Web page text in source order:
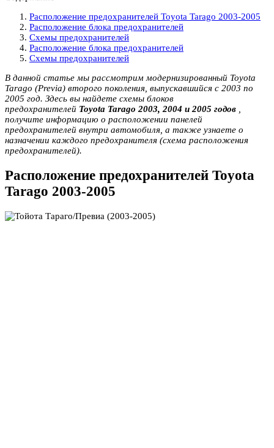
Расположение предохранителей Toyota Tarago 2003-2005
Расположение блока предохранителей
Схемы предохранителей
Расположение блока предохранителей
Схемы предохранителей
В данной статье мы рассмотрим модернизированный Toyota
Tarago (Previa) второго поколения, выпускавшийся с 2003 по
2005 год. Здесь вы найдете схемы блоков
предохранителей Toyota Tarago2003, 2004 и 2005 годов ,
получите информацию о расположении панелей
предохранителей внутри автомобиля, а также узнаете о
назначении каждого предохранителя (схема расположения
предохранителей).
Расположение предохранителей Toyota
Tarago 2003-2005